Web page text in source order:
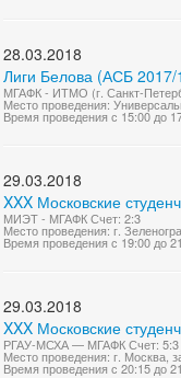
28.03.2018
Лиги Белова (АСБ
МГАФК - ИТМО (г. Санкт-
Место проведения:
Время проведения с 15:00 до
29.03.2018
XXX Московские
МИЭТ - МГАФК Счет: 2:3
Место проведения: г.
Время проведения с 19:00 до
29.03.2018
XXX Московские
РГАУ-МСХА — МГАФК Счет: 5:3
Место проведения: г. Москва,
Время проведения с 20:15 до